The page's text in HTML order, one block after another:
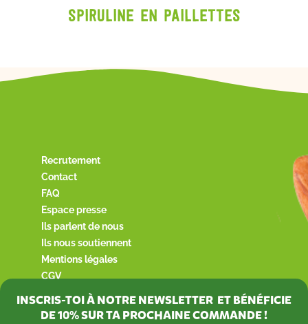
Spiruline en paillettes
Recrutement
Contact
FAQ
Espace presse
Ils parlent de nous
Ils nous soutiennent
Mentions légales
CGV
INSCRIS-TOI À NOTRE NEWSLETTER ET BÉNÉFICIE
DE10%SUR TA PROCHAINE COMMANDE !